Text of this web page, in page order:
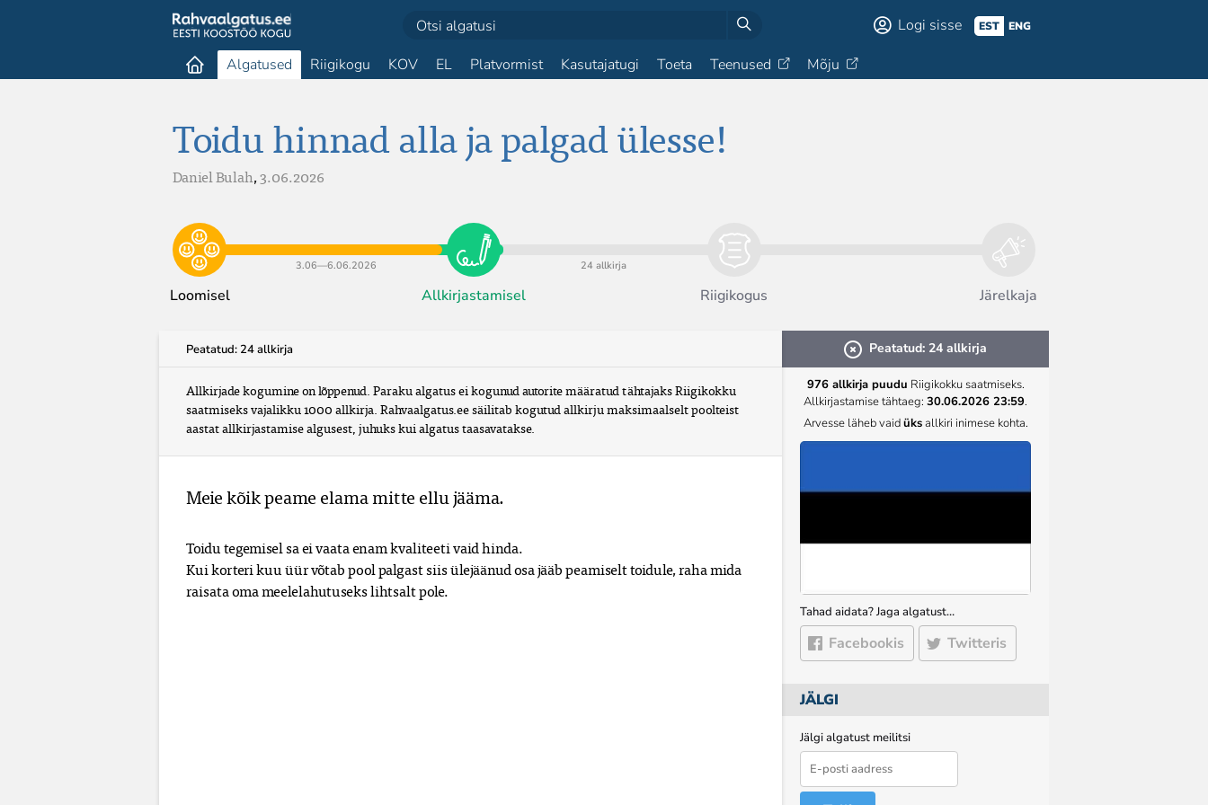
Logi sisse EST ENG
Algatused Riigikogu KOV EL Platvormist Kasutajatugi Toeta Teenused Mõju
Toidu hinnad alla ja palgad ülesse!
Daniel Bulah,3.06.2026
Loomisel
3.06​—​6.06.2026
Allkirjastamisel
24 allkirja
Riigikogus Järelkaja
Peatatud: 24 allkirja
Allkirjade kogumine on lõppenud. Paraku algatus ei kogunud autorite määratud tähtajaks Riigikokku
saatmiseks vajalikku 1000 allkirja. Rahvaalgatus.ee säilitab kogutud allkirju maksimaalselt poolteist
aastat allkirjastamise algusest, juhuks kui algatus taasavatakse.
Meie kõik peame elama mitte ellu jääma.
Toidu tegemisel sa ei vaata enam kvaliteeti vaid hinda.
Kui korteri kuu üür võtab pool palgast siis ülejäänud osa jääb peamiselt toidule, raha mida
raisata oma meelelahutuseks lihtsalt pole.
Peatatud: 24 allkirja
976 allkirja puudu Riigikokku saatmiseks.
Allkirjastamise tähtaeg: 30.06.2026 23:59.
Arvesse läheb vaidüksallkiri inimese kohta.
Tahad aidata? Jaga algatust…
Facebookis Twitteris
JÄLGI
Jälgi algatust meilitsi